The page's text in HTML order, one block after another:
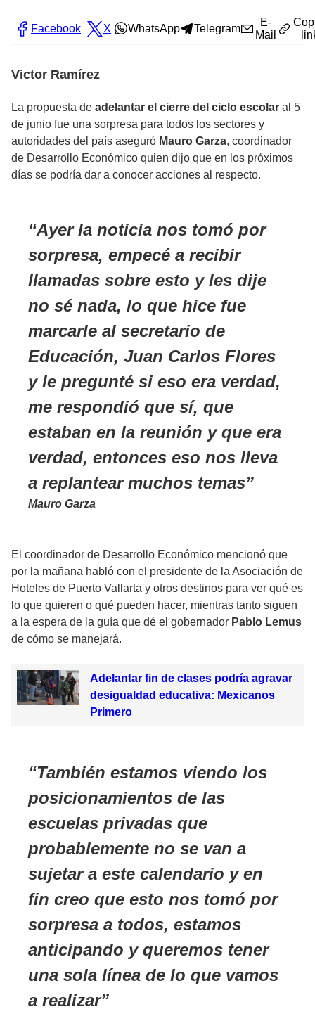
Facebook X WhatsApp Telegram
E-
Mail
Victor Ramírez
La propuesta de adelantar el cierre del ciclo escolar al 5
de junio fue una sorpresa para todos los sectores y
autoridades del país aseguró Mauro Garza, coordinador
de Desarrollo Económico quien dijo que en los próximos
días se podría dar a conocer acciones al respecto.
Ayer la noticia nos tomó por
sorpresa, empecé a recibir
llamadas sobre esto y les dije
no sé nada, lo que hice fue
marcarle al secretario de
Educación, Juan Carlos Flores
y le pregunté si eso era verdad,
me respondió que sí, que
estaban en la reunión y que era
verdad, entonces eso nos lleva
a replantear muchos temas
Mauro Garza
El coordinador de Desarrollo Económico mencionó que
por la mañana habló con el presidente de la Asociación de
Hoteles de Puerto Vallarta y otros destinos para ver qué es
lo que quieren o qué pueden hacer, mientras tanto siguen
a la espera de la guía que dé el gobernador Pablo Lemus
de cómo se manejará.
Adelantar fin de clases podría agravar
desigualdad educativa: Mexicanos
Primero
También estamos viendo los
posicionamientos de las
escuelas privadas que
probablemente no se van a
sujetar a este calendario y en
fin creo que esto nos tomó por
sorpresa a todos, estamos
anticipando y queremos tener
una sola línea de lo que vamos
a realizar